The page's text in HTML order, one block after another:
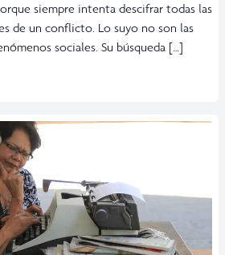
siempre intenta descifrar todas las
de un conflicto. Lo suyo no son las
sociales. Su búsqueda […]